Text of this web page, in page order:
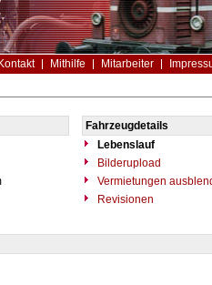
Kontakt Mithilfe Mitarbeiter
Fahrzeugdetails
Lebenslauf
Bilderupload
Vermietungen
Revisionen